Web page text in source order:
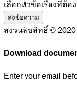
เลือกหัวข้อเรื่องที่ต้อ
ส่งข้อความ
สงวนลิขสิทธิ์ © 2020
Download
Enter your email